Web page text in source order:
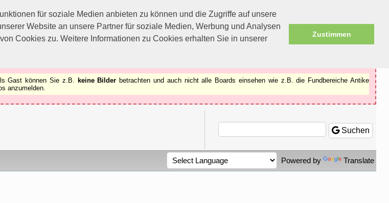
für soziale Medien anbieten zu können und die Zugriffe auf unsere
Website an unsere Partner für soziale Medien, Werbung und Analysen
Cookies zu. Weitere Informationen zu Cookies erhalten Sie in unserer
Zustimmen
Gast können Sie z.B. keine Bilder betrachten und auch nicht alle Boards einsehen wie z.B. die Fundbereiche Antike
anzumelden.
Suchen
Powered by Translate